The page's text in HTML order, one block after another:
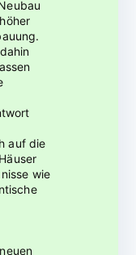
auf die
wie